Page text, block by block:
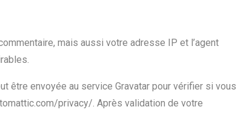
mais aussi votre adresse IP et l’agent
être envoyée au service Gravatar pour vérifier si vous
privacy/. Après validation de votre